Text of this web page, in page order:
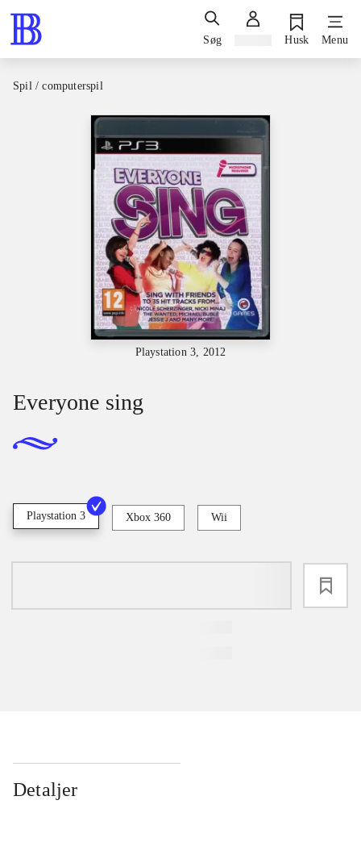
Søg Husk Menu
Spil / computerspil
Playstation 3, 2012
Everyone sing
Playstation 3 Xbox 360 Wii
Detaljer